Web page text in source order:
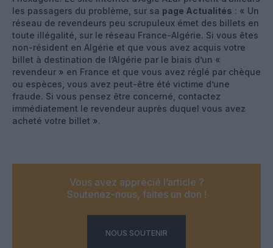
les passagers du problème, sur sa page Actualités : « Un
réseau de revendeurs peu scrupuleux émet des billets en
toute illégalité, sur le réseau France-Algérie. Si vous êtes
non-résident en Algérie et que vous avez acquis votre
billet à destination de l’Algérie par le biais d’un «
revendeur » en France et que vous avez réglé par chèque
ou espèces, vous avez peut-être été victime d’une
fraude. Si vous pensez être concerné, contactez
immédiatement le revendeur auprès duquel vous avez
acheté votre billet ».
Vous avez apprécié l’article ?
Soutenez-nous, faites un don !
NOUS SOUTENIR